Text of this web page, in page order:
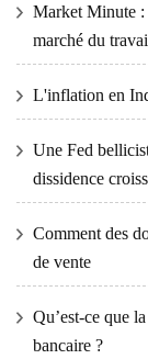
Market Minute :
marché du
L'inflation en
Une Fed
dissidence
Comment des
de vente
Qu’est-ce que
bancaire ?